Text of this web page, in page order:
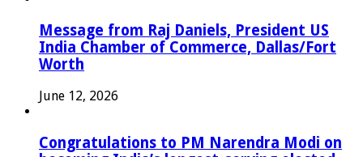
Message from Raj Daniels, President US
India Chamber of Commerce, Dallas/Fort
Worth
June 12, 2026
Congratulations to PM Narendra Modi on